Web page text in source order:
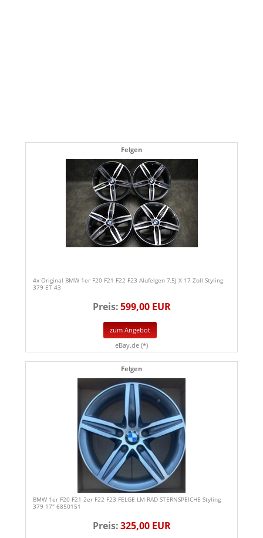
Felgen
4x Original BMW 1er F20 F21 F22 F23 Alufelgen 7,5J X 17 Zoll Styling
379 ET 43
Preis:599,00 EUR
zum Angebot
eBay.de (*)
Felgen
BMW 1er F20 F21 2er F22 F23 FELGE LM RAD STERNSPEICHE Styling
379 17" 6850151
Preis:325,00 EUR